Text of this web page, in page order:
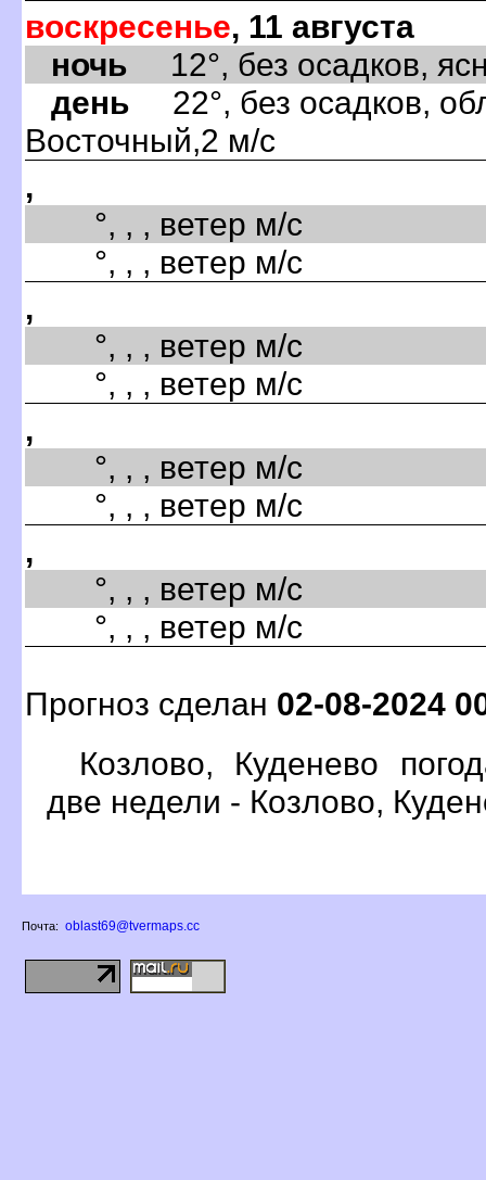
воскресенье, 11 августа
ночь 12°, без осадков,
день 22°, без осадков,
Восточный,2 м/с
,
°, , , ветер м/с
°, , , ветер м/с
,
°, , , ветер м/с
°, , , ветер м/с
,
°, , , ветер м/с
°, , , ветер м/с
,
°, , , ветер м/с
°, , , ветер м/с
Прогноз сделан 02-08-2024
Козлово, Куденево
две недели - Козлово,
Почта: oblast69@tvermaps.cc